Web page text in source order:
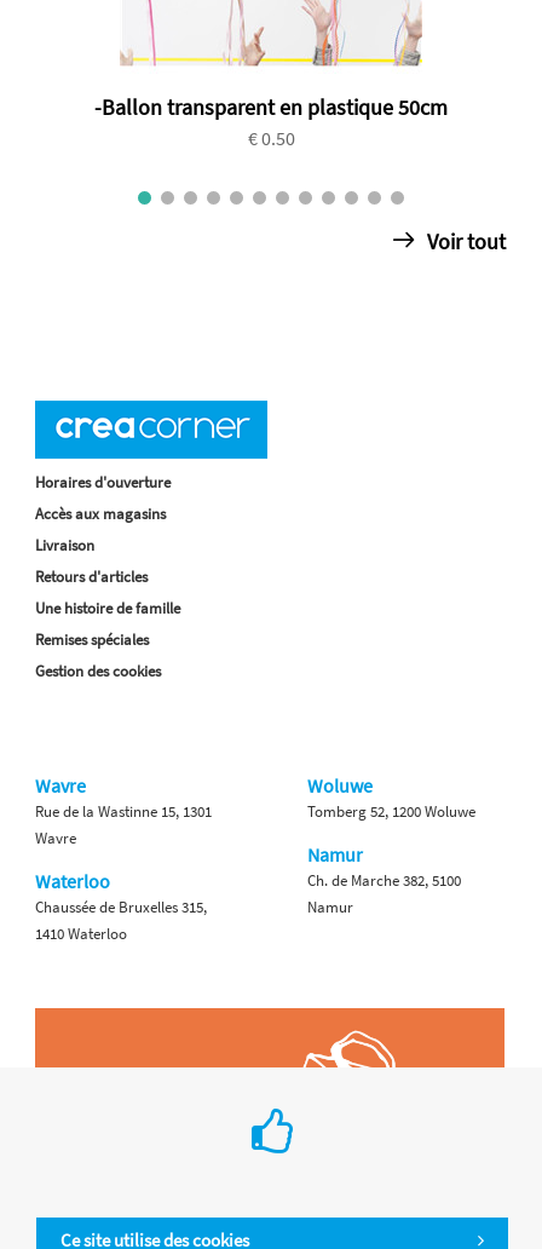
-Ballon transparent en plastique 50cm
€ 0.50
Voir tout
Ce site utilise des cookies
Horaires d'ouverture
Accès aux magasins
Livraison
Retours d'articles
Une histoire de famille
Remises spéciales
Gestion des cookies
Wavre
Rue de la Wastinne 15, 1301
Wavre
Waterloo
Chaussée de Bruxelles 315,
1410 Waterloo
Woluwe
Tomberg 52, 1200 Woluwe
Namur
Ch. de Marche 382, 5100
Namur